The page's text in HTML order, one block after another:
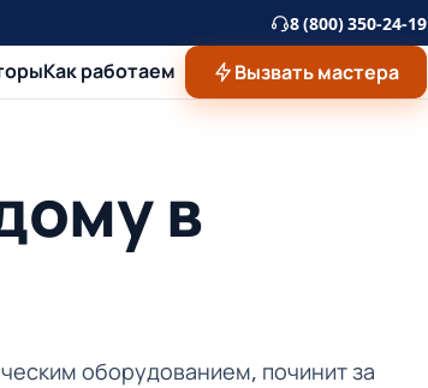
8 (800) 350-24-19
Как работаем Вызвать мастера
в
оборудованием, починит за